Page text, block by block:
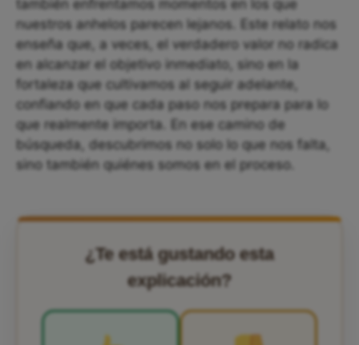
también enfrentamos momentos en los que
nuestros anhelos parecen lejanos. Este relato nos
enseña que, a veces, el verdadero valor no radica
en alcanzar el objetivo inmediato, sino en la
fortaleza que cultivamos al seguir adelante,
confiando en que cada paso nos prepara para lo
que realmente importa. En ese camino de
búsqueda, descubrimos no solo lo que nos falta,
sino también quiénes somos en el proceso.
¿Te está gustando esta
explicación?